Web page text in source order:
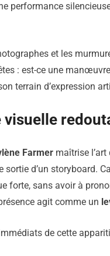
performance
et les
: est-ce une
terrain d’expression
visuelle
Farmer maîtrise
d’un storyboard.
forte, sans avoir à
agit comme un
de cette